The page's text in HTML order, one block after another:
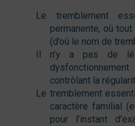
Le tremblement
permanente, où
(d’où le nom de
Il n’y a pas de
contrôlant la
Le tremblement
caractère familial
pour l’instant